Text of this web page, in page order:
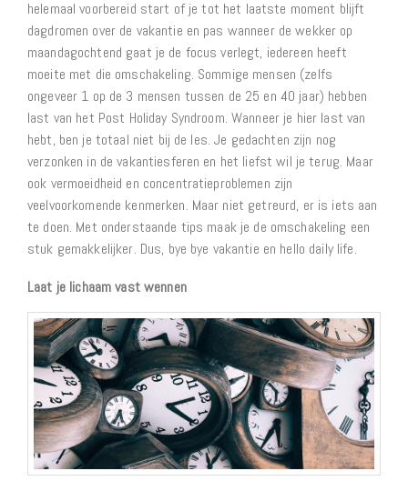
helemaal voorbereid start of je tot het laatste moment blijft
dagdromen over de vakantie en pas wanneer de wekker op
maandagochtend gaat je de focus verlegt, iedereen heeft
moeite met die omschakeling. Sommige mensen (zelfs
ongeveer 1 op de 3 mensen tussen de 25 en 40 jaar) hebben
last van het Post Holiday Syndroom. Wanneer je hier last van
hebt, ben je totaal niet bij de les. Je gedachten zijn nog
verzonken in de vakantiesferen en het liefst wil je terug. Maar
ook vermoeidheid en concentratieproblemen zijn
veelvoorkomende kenmerken. Maar niet getreurd, er is iets aan
te doen. Met onderstaande tips maak je de omschakeling een
stuk gemakkelijker. Dus, bye bye vakantie en hello daily life.
Laat je lichaam vast wennen